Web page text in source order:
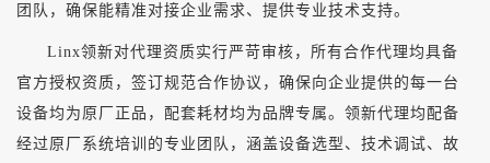
团队，确保能精准对接企业需求、提供专业技术支持。
Linx领新对代理资质实行严苛审核，所有合作代理均具备
官方授权资质，签订规范合作协议，确保向企业提供的每一台
设备均为原厂正品，配套耗材均为品牌专属。领新代理均配备
经过原厂系统培训的专业团队，涵盖设备选型、技术调试、故